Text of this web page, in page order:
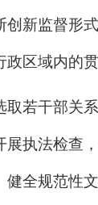
创新监督形
区域内的贯
取若干部关
执法检查
健全规范性